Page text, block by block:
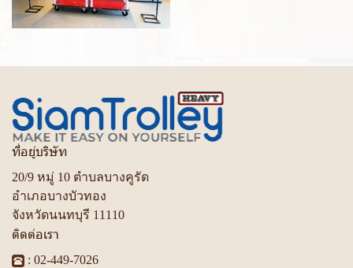
ที่อยู่บริษัท
20/9 หมู่ 10 ตำบลบางคูรัด
อำเภอบางบัวทอง
จังหวัดนนทบุรี 11110
ติดต่อเรา
: 02-449-7026